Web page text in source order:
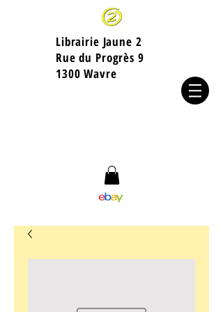
Librairie Jaune 2
​Rue du Progrès 9
1300 Wavre